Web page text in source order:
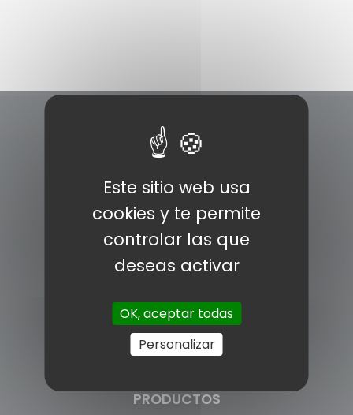
INFORMACÍON
Pólitica de cookies
Prensa
Política de privacidad
PRODUCTOS
Este sitio web usa
cookies y te permite
controlar las que
deseas activar
OK, aceptar todas
Personalizar